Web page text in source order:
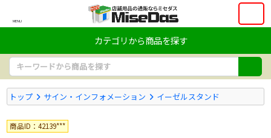
MENU
カテゴリから商品を探す
トップ サイン・インフォメーション イーゼルスタンド
商品ID：42139***